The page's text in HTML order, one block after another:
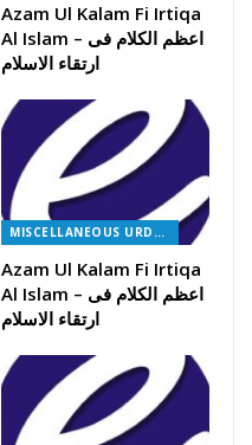
Azam Ul Kalam Fi Irtiqa
Al Islam – اعظم الکلام فی
ارتقاء الاسلام
MISCELLANEOUS URDU BOOKS
Azam Ul Kalam Fi Irtiqa
Al Islam – اعظم الکلام فی
ارتقاء الاسلام